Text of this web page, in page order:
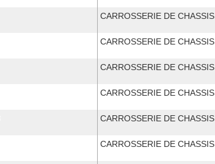
CARROSSERIE DE CHASSIS
CARROSSERIE DE CHASSIS
CARROSSERIE DE CHASSIS
CARROSSERIE DE CHASSIS
CARROSSERIE DE CHASSIS
CARROSSERIE DE CHASSIS